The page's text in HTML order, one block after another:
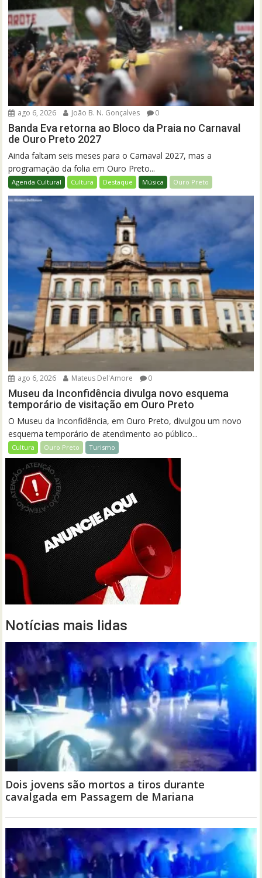
ago 6, 2026 João B. N. Gonçalves 0
Banda Eva retorna ao Bloco da Praia no Carnaval
de Ouro Preto 2027
Ainda faltam seis meses para o Carnaval 2027, mas a
programação da folia em Ouro Preto...
Agenda Cultural Cultura Destaque Música Ouro Preto
ago 6, 2026 Mateus Del'Amore 0
Museu da Inconfidência divulga novo esquema
temporário de visitação em Ouro Preto
O Museu da Inconfidência, em Ouro Preto, divulgou um novo
esquema temporário de atendimento ao público...
Cultura Ouro Preto Turismo
Notícias mais lidas